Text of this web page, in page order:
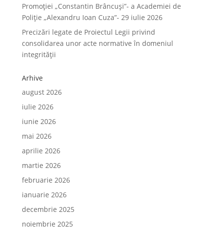
Promoției „Constantin Brâncuși”- a Academiei de
Poliție „Alexandru Ioan Cuza”- 29 iulie 2026
Precizări legate de Proiectul Legii privind
consolidarea unor acte normative în domeniul
integrității
Arhive
august 2026
iulie 2026
iunie 2026
mai 2026
aprilie 2026
martie 2026
februarie 2026
ianuarie 2026
decembrie 2025
noiembrie 2025